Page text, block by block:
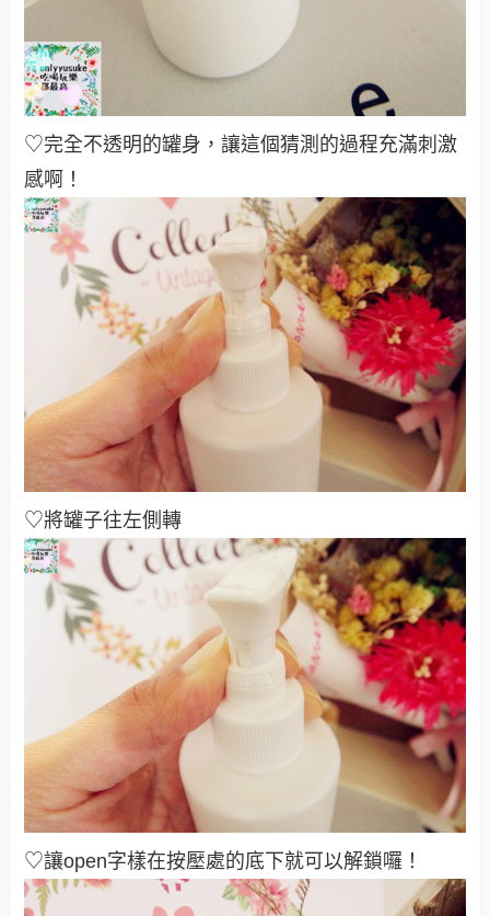
♡完全不透明的罐身，讓這個猜測的過程充滿刺激
感啊！
♡將罐子往左側轉
♡讓open字樣在按壓處的底下就可以解鎖囉！